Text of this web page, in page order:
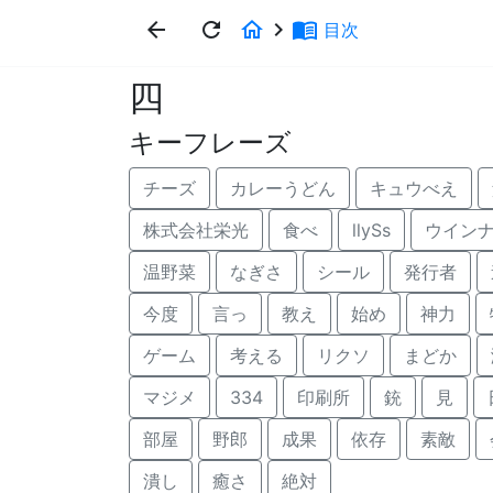
arrow_back refresh home keyboard_arrow_right menu_book 目次
四
キーフレーズ
チーズ カレーうどん キュウべえ
株式会社栄光
食べ llySs
ウイン
温野菜
なぎさ シール 発行者
今度
言っ 教え 始め 神力
ゲーム
考える リクソ まどか
マジメ
334 印刷所 銃 見
部屋
野郎 成果 依存 素敵
潰し
癒さ 絶対